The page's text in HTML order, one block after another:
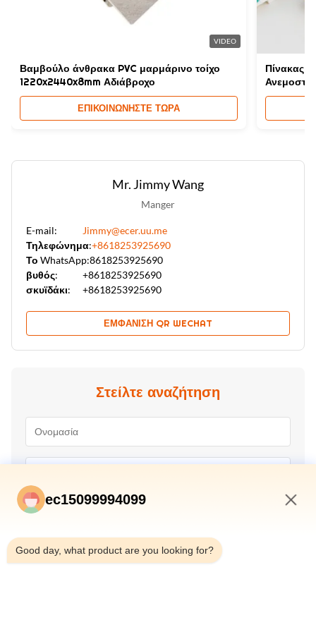
Το Odorless δέρμα αισθάνεται τις επιτροπές τοίχων PVC
Άοσμος δέρματος αισθάνονται PVC τοίχωμα πάνελ
Άοσμος δέρματος αισθητήριος PVC τοίχωσης
VIDEO
Βαμβούλο άνθρακα PVC μαρμάρινο τοίχο
1220x2440x8mm Αδιάβροχο
ΕΠΙΚΟΙΝΩΝΉΣΤΕ ΤΏΡΑ
Πίνακας
Mr. Jimmy Wang
Manger
E-mail:
Jimmy@ecer.uu.me
Τηλεφώνημα:+8618253925690
Το WhatsApp:8618253925690
βυθός:
+8618253925690
σκυϊδάκι:
+8618253925690
ΕΜΦΆΝΙΣΗ QR WECHAT
Στείλτε αναζήτηση
ec15099994099
Good day, what product are you looking for?